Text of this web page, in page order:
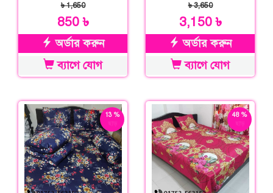
৳ 1,650
850 ৳
অর্ডার করুন
ব্যাগে যোগ
৳ 3,650
3,150 ৳
অর্ডার করুন
ব্যাগে যোগ
13 %
48 %